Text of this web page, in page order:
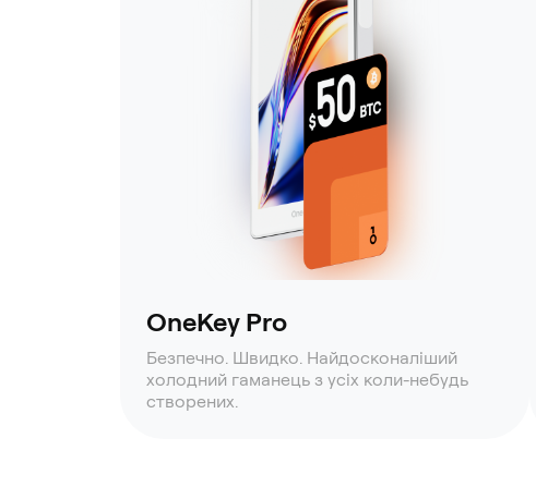
OneKey Pro
Безпечно. Швидко. Найдосконаліший
холодний гаманець з усіх коли-небудь
створених.